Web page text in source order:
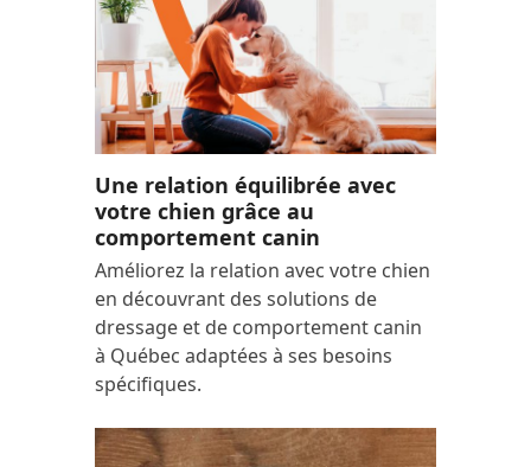
Une relation équilibrée avec
votre chien grâce au
comportement canin
Améliorez la relation avec votre chien
en découvrant des solutions de
dressage et de comportement canin
à Québec adaptées à ses besoins
spécifiques.